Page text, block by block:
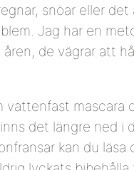
snöar eller
Jag har en
de vägrar att
det längre ned i
kan du